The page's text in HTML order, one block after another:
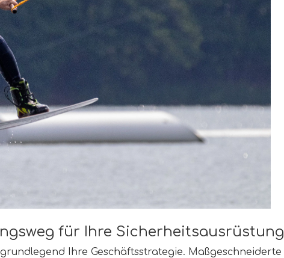
für Ihre Sicherheitsausrüstung
Ihre Geschäftsstrategie.